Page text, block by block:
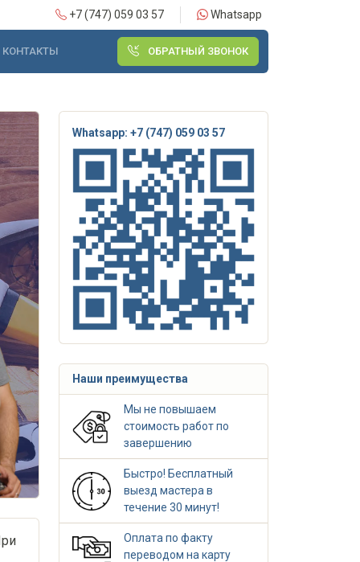
+7 (747) 059 03 57 Whatsapp
КОНТАКТЫ ОБРАТНЫЙ ЗВОНОК
Whatsapp: +7 (747) 059 03 57
Наши преимущества
Мы не повышаем
стоимость работ по
завершению
Быстро! Бесплатный
выезд мастера в
течение 30 минут!
Оплата по факту
переводом на карту